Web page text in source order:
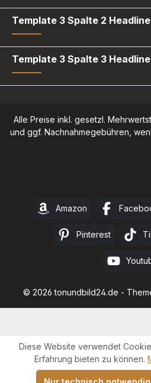
Template 3 Spalte 2 Headline
Template 3 Spalte 3 Headline
Alle Preise inkl. gesetzl.
und ggf. Nachnahmegebühren,
Amazon
Pinterest
© 2026 tonundbild24.de -
Diese Website verwendet
Erfahrung bieten zu können.